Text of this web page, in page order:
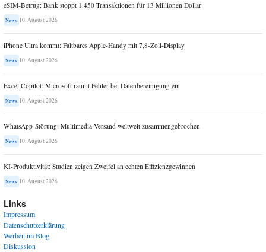
eSIM-Betrug: Bank stoppt 1.450 Transaktionen für 13 Millionen Dollar
News 10. August 2026
iPhone Ultra kommt: Faltbares Apple-Handy mit 7,8-Zoll-Display
News 10. August 2026
Excel Copilot: Microsoft räumt Fehler bei Datenbereinigung ein
News 10. August 2026
WhatsApp-Störung: Multimedia-Versand weltweit zusammengebrochen
News 10. August 2026
KI-Produktivität: Studien zeigen Zweifel an echten Effizienzgewinnen
News 10. August 2026
Links
Impressum
Datenschutzerklärung
Werben im Blog
Diskussion